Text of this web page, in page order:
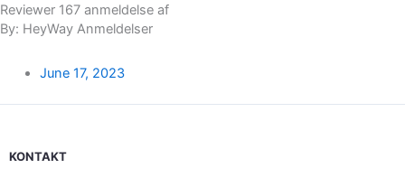
Reviewer 167 anmeldelse af
By: HeyWay Anmeldelser
June 17, 2023
KONTAKT